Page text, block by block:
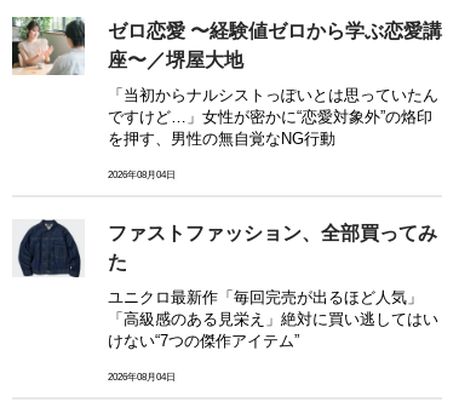
ゼロ恋愛 〜経験値ゼロから学ぶ恋愛講
座〜／堺屋大地
「当初からナルシストっぽいとは思っていたん
ですけど…」女性が密かに“恋愛対象外”の烙印
を押す、男性の無自覚なNG行動
2026年08月04日
ファストファッション、全部買ってみ
た
ユニクロ最新作「毎回完売が出るほど人気」
「高級感のある見栄え」絶対に買い逃してはい
けない“7つの傑作アイテム”
2026年08月04日